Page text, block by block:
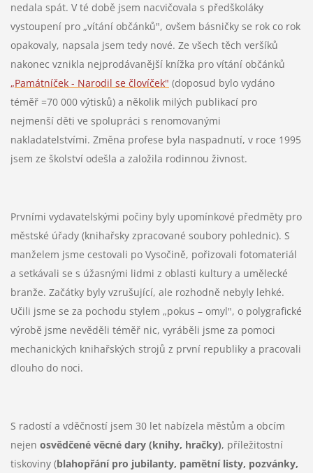
nedala spát. V té době jsem nacvičovala s předškoláky
vystoupení pro „vítání občánků", ovšem básničky se rok co rok
opakovaly, napsala jsem tedy nové. Ze všech těch veršíků
nakonec vznikla nejprodávanější knížka pro vítání občánků
„Památníček - Narodil se človíček" (doposud bylo vydáno
téměř =70 000 výtisků) a několikmilých publikací pro
nejmenší děti ve spolupráci s renomovanými
nakladatelstvími. Změna profese byla naspadnutí, v roce 1995
jsem ze školství odešla a založila rodinnou živnost.
Prvními vydavatelskými počiny byly upomínkové předměty pro
městské úřady (knihařsky zpracované soubory pohlednic). S
manželem jsme cestovali po Vysočině, pořizovali fotomateriál
a setkávali se s úžasnými lidmi z oblasti kultury a umělecké
branže. Začátky byly vzrušující, ale rozhodně nebyly lehké.
Učili jsme se za pochodu stylem „pokus – omyl", o polygrafické
výrobě jsme nevěděli téměř nic, vyráběli jsme za pomoci
mechanických knihařských strojů z první republiky a pracovali
dlouho do noci.
S radostí a vděčností jsem 30 let nabízela městům a obcím
nejen osvědčené věcné dary (knihy, hračky), příležitostní
tiskoviny (blahopřání pro jubilanty, pamětní listy, pozvánky,